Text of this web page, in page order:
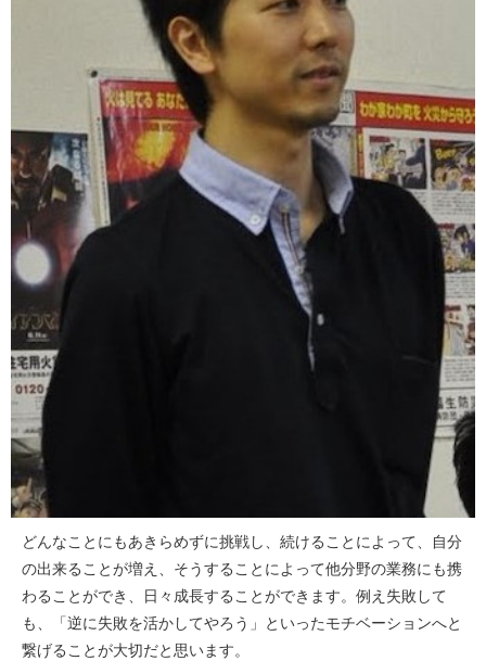
どんなことにもあきらめずに挑戦し、続けることによって、自分
の出来ることが増え、そうすることによって他分野の業務にも携
わることができ、日々成長することができます。例え失敗して
も、「逆に失敗を活かしてやろう」といったモチベーションへと
繋げることが大切だと思います。